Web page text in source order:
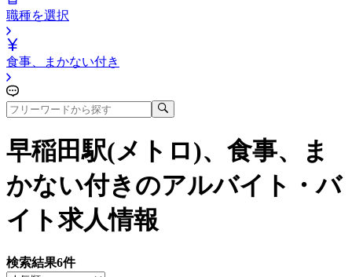
職種を選択
食事、まかない付き
早稲田駅(メトロ)、食事、ま
かない付きのアルバイト・バ
イト求人情報
検索結果6件